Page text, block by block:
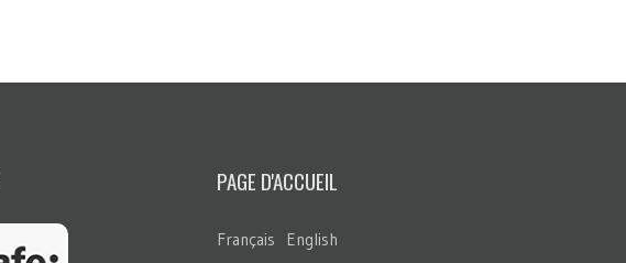
PAGE D'ACCUEIL
Français English